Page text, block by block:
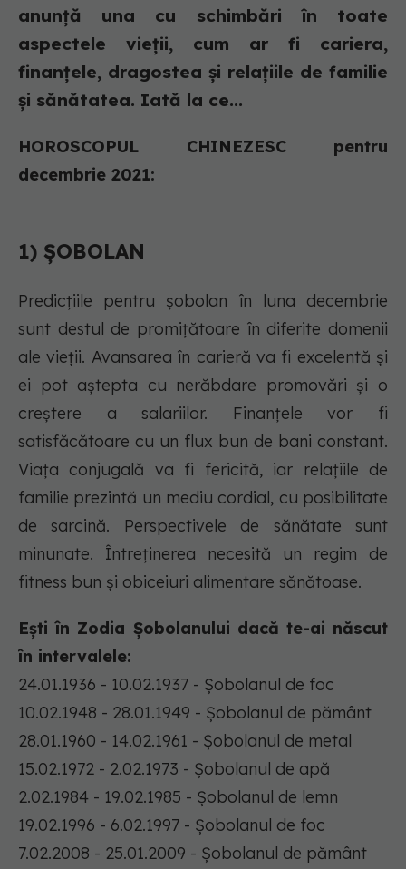
anunță una cu schimbări în toate
aspectele vieții, cum ar fi cariera,
finanțele, dragostea și relațiile de familie
și sănătatea. Iată la ce...
HOROSCOPUL CHINEZESC pentru
decembrie 2021:
1) ȘOBOLAN
Predicțiile pentru șobolan în luna decembrie
sunt destul de promițătoare în diferite domenii
ale vieții. Avansarea în carieră va fi excelentă și
ei pot aștepta cu nerăbdare promovări și o
creștere a salariilor. Finanțele vor fi
satisfăcătoare cu un flux bun de bani constant.
Viața conjugală va fi fericită, iar relațiile de
familie prezintă un mediu cordial, cu posibilitate
de sarcină. Perspectivele de sănătate sunt
minunate. Întreținerea necesită un regim de
fitness bun și obiceiuri alimentare sănătoase.
Ești în Zodia Șobolanului dacă te-ai născut
în intervalele:
24.01.1936 - 10.02.1937 - Șobolanul de foc
10.02.1948 - 28.01.1949 - Șobolanul de pământ
28.01.1960 - 14.02.1961 - Șobolanul de metal
15.02.1972 - 2.02.1973 - Șobolanul de apă
2.02.1984 - 19.02.1985 - Șobolanul de lemn
19.02.1996 - 6.02.1997 - Șobolanul de foc
7.02.2008 - 25.01.2009 - Șobolanul de pământ